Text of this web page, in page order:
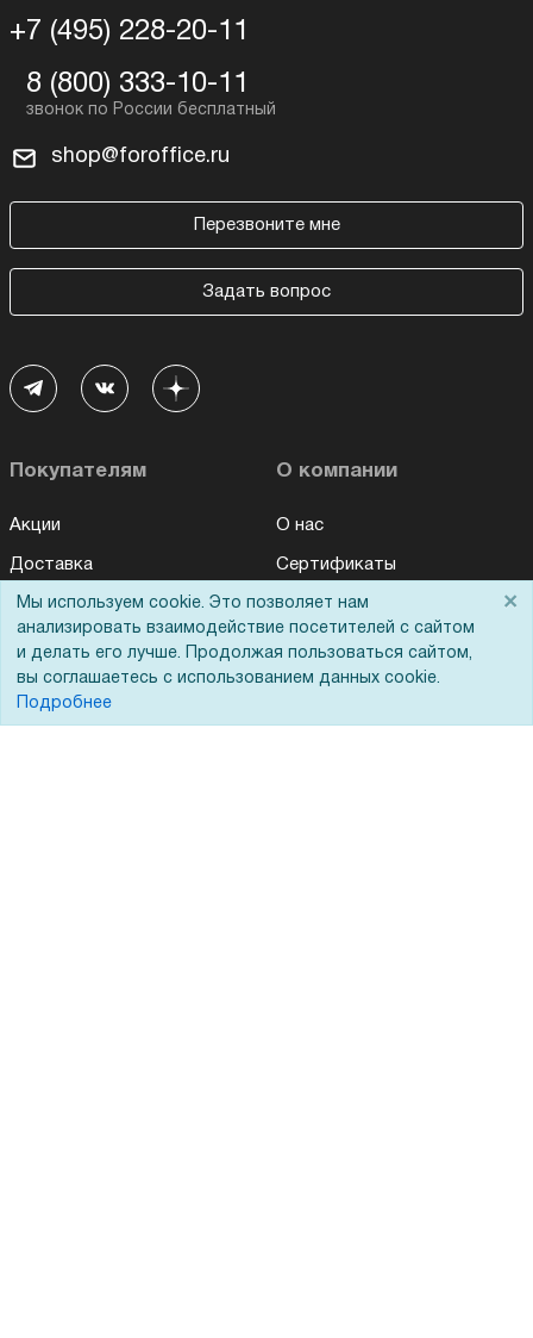
+7 (495) 228-20-11
8 (800) 333-10-11
shop@foroffice.ru
Перезвоните мне
Задать вопрос
Покупателям
Акции
Доставка
Оплата
Лизинг
О компании
О нас
Сертификаты
Новости
Контакты
Мы используем cookie. Это позволяет нам
анализировать взаимодействие посетителей с сайтом
и делать его лучше. Продолжая пользоваться сайтом,
вы соглашаетесь с использованием данных cookie.
Подробнее
×